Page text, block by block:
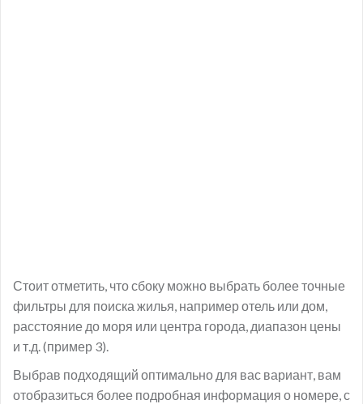
Стоит отметить, что сбоку можно выбрать более точные
фильтры для поиска жилья, например отель или дом,
расстояние до моря или центра города, диапазон цены
и т.д. (пример 3).
Выбрав подходящий оптимально для вас вариант, вам
отобразиться более подробная информация о номере, с